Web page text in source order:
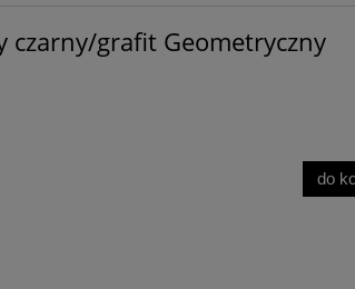
czarny/grafit Geometryczny
do